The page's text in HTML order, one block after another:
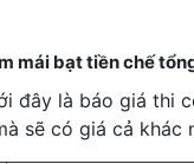
mái bạt tiền chế
đây là báo giá thi
sẽ có giá cả khác